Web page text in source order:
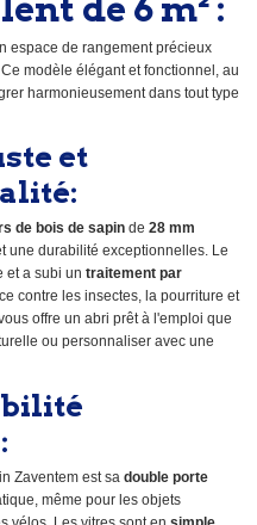
espace de rangement précieux
. Ce modèle élégant et fonctionnel, au
harmonieusement dans tout type
et
:
de bois de sapin de 28 mm
une durabilité exceptionnelles. Le
et a subi un traitement par
contre les insectes, la pourriture et
offre un abri prêt à l'emploi que
ou personnaliser avec une
Zaventem est sa double porte
même pour les objets